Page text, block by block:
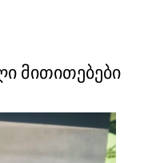
მითითებები